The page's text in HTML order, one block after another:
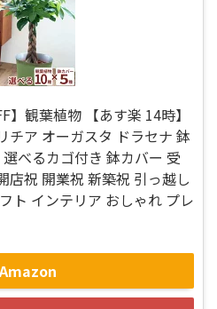
】観葉植物 【あす楽 14時】
チア オーガスタ ドラセナ 鉢
べるカゴ付き 鉢カバー 受
店祝 開業祝 新築祝 引っ越し
ト インテリア おしゃれ プレ